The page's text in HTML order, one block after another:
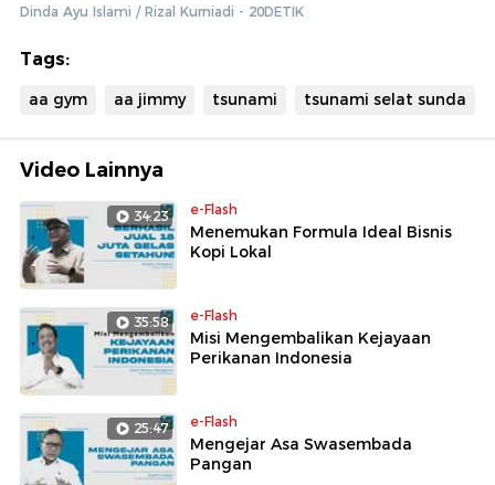
Dinda Ayu Islami / Rizal Kurniadi - 20DETIK
Tags:
aa gym aa jimmy tsunami tsunami selat sunda
Video Lainnya
34:23 e-Flash
Menemukan Formula Ideal Bisnis
Kopi Lokal
35:58 e-Flash
Misi Mengembalikan Kejayaan
Perikanan Indonesia
25:47 e-Flash
Mengejar Asa Swasembada
Pangan